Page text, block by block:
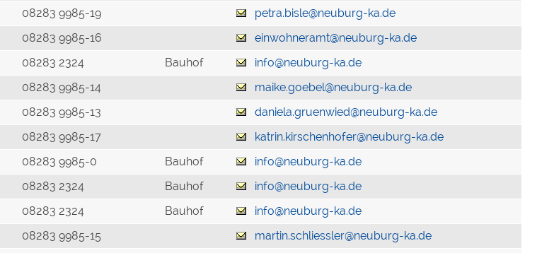
08283 9985-19
petra.bisle@neuburg-ka.de
08283 9985-16
einwohneramt@neuburg-ka.de
08283 2324 Bauhof
info@neuburg-ka.de
08283 9985-14
maike.goebel@neuburg-ka.de
08283 9985-13
daniela.gruenwied@neuburg-ka.de
08283 9985-17
katrin.kirschenhofer@neuburg-ka.de
08283 9985-0 Bauhof
info@neuburg-ka.de
08283 2324 Bauhof
info@neuburg-ka.de
08283 2324 Bauhof
info@neuburg-ka.de
08283 9985-15
martin.schliessler@neuburg-ka.de